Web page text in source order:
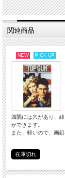
関連商品
NEW PICK UP
四隅には穴があり、
ができます。
また、軽いので、画
在庫切れ